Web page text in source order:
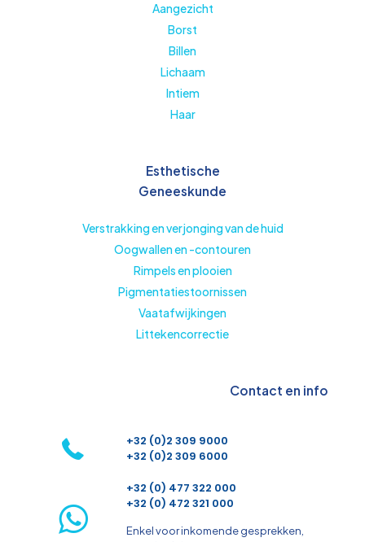
Aangezicht
Borst
Billen
Lichaam
Intiem
Haar
Esthetische
Geneeskunde
Verstrakking en verjonging van de huid
Oogwallen en -contouren
Rimpels en plooien
Pigmentatiestoornissen
Vaatafwijkingen
Littekencorrectie
Contact en info
+32 (0)2 309 9000
+32 (0)2 309 6000
+32 (0) 477 322 000
+32 (0) 472 321 000
Enkel voor inkomende gesprekken,